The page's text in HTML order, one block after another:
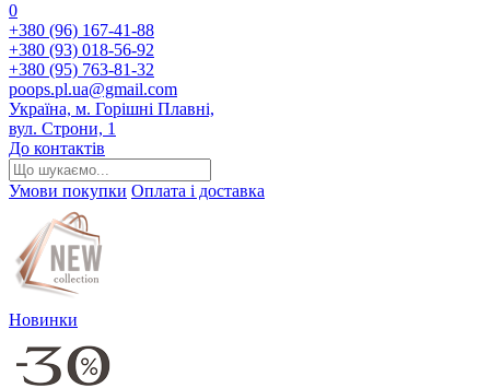
0
+380 (96) 167-41-88
+380 (93) 018-56-92
+380 (95) 763-81-32
poops.pl.ua@gmail.com
Україна, м. Горішні Плавні,
вул. Строни, 1
До контактів
Умови покупки Оплата і доставка
Новинки